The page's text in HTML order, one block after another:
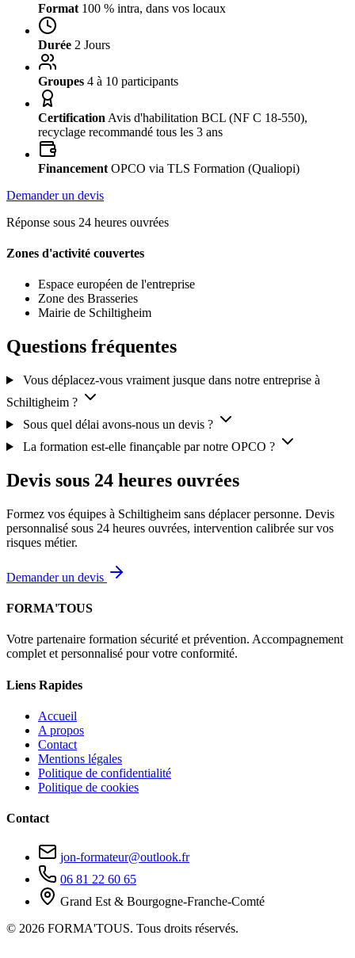
Format 100 % intra, dans vos locaux
Durée 2 Jours
Groupes 4 à 10 participants
Certification Avis d'habilitation BCL (NF C 18-550),
recyclage recommandé tous les 3 ans
Financement OPCO via TLS Formation (Qualiopi)
Demander un devis
Réponse sous 24 heures ouvrées
Zones d'activité couvertes
Espace européen de l'entreprise
Zone des Brasseries
Mairie de Schiltigheim
Questions fréquentes
Vous déplacez-vous vraiment jusque dans notre entreprise à
Schiltigheim ?
Sous quel délai avons-nous un devis ?
La formation est-elle finançable par notre OPCO ?
Devis sous 24 heures ouvrées
Formez vos équipes à Schiltigheim sans déplacer personne. Devis
personnalisé sous 24 heures ouvrées, intervention calibrée sur vos
risques métier.
Demander un devis
FORMA'TOUS
Votre partenaire formation sécurité et prévention. Accompagnement
complet et personnalisé pour votre conformité.
Liens Rapides
Accueil
A propos
Contact
Mentions légales
Politique de confidentialité
Politique de cookies
Contact
jon-formateur@outlook.fr
06 81 22 60 65
Grand Est & Bourgogne-Franche-Comté
© 2026 FORMA'TOUS. Tous droits réservés.